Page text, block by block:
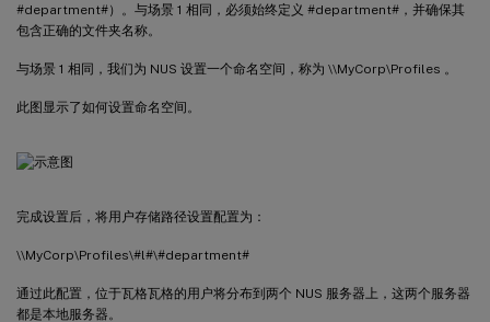
#department#）。与场景 1 相同，必须始终定义 #department#，并确保其
包含正确的文件夹名称。
与场景 1 相同，我们为 NUS 设置一个命名空间，称为 \\MyCorp\Profiles 。
此图显示了如何设置命名空间。
完成设置后，将用户存储路径设置配置为：
\\MyCorp\Profiles\#l#\#department#
通过此配置，位于瓦格瓦格的用户将分布到两个 NUS 服务器上，这两个服务器
都是本地服务器。